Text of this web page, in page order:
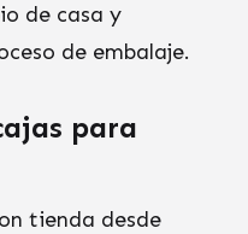
de casa y
de embalaje.
para
tienda desde